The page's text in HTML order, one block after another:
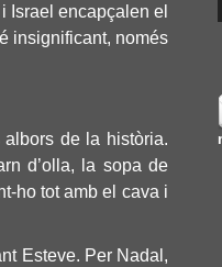
Israel encapçalen el
insignificant, només
de la història.
d’olla, la sopa de
ho tot amb el cava i
Esteve. Per Nadal,